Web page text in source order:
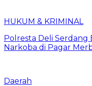
HUKUM & KRIMINAL
Polresta Deli
Narkoba di Pagar
Daerah